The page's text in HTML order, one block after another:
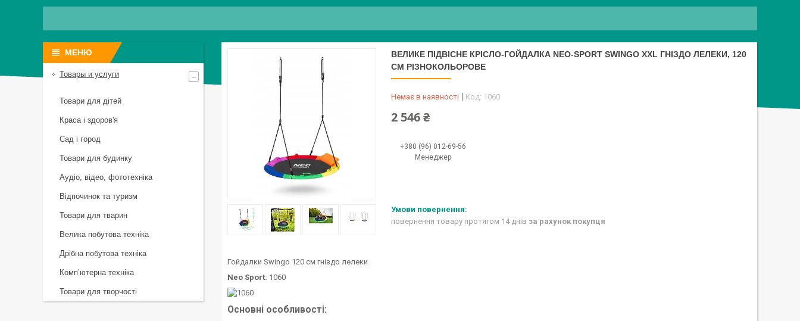
ВЕЛИКЕ ПІДВІСНЕ КРІСЛО-ГОЙДАЛКА NEO-SPORT SWINGO XXL ГНІЗДО ЛЕЛЕКИ, 120
СМ РІЗНОКОЛЬОРОВЕ
Немає в наявності Код: 1060
2 546 ₴
+380 (96) 012-69-56
Менеджер
повернення товару протягом 14 днів за рахунок покупця
Гойдалки Swingo 120 см гніздо лелеки
Neo Sport: 1060
Основні особливості:
Товары и услуги
Товари для дітей
Краса і здоров'я
Сад і город
Товари для будинку
Аудіо, відео, фототехніка
Відпочинок та туризм
Товари для тварин
Велика побутова техніка
Дрібна побутова техніка
Комп’ютерна техніка
Товари для творчості